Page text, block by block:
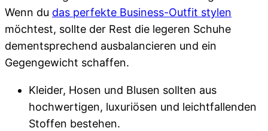
Wenn du das perfekte Business-Outfit stylen
möchtest, sollte der Rest die legeren Schuhe
dementsprechend ausbalancieren und ein
Gegengewicht schaffen.
Kleider, Hosen und Blusen sollten aus
hochwertigen, luxuriösen und leichtfallenden
Stoffen bestehen.